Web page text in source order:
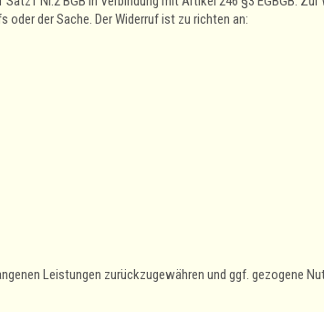
der Sache. Der Widerruf ist zu richten an:
Leistungen zurückzugewähren und ggf. gezogene